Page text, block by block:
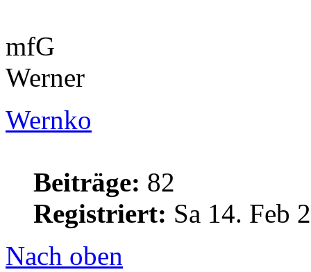
mfG
Werner
Wernko
Beiträge: 82
Registriert: Sa 14. Feb
Nach oben